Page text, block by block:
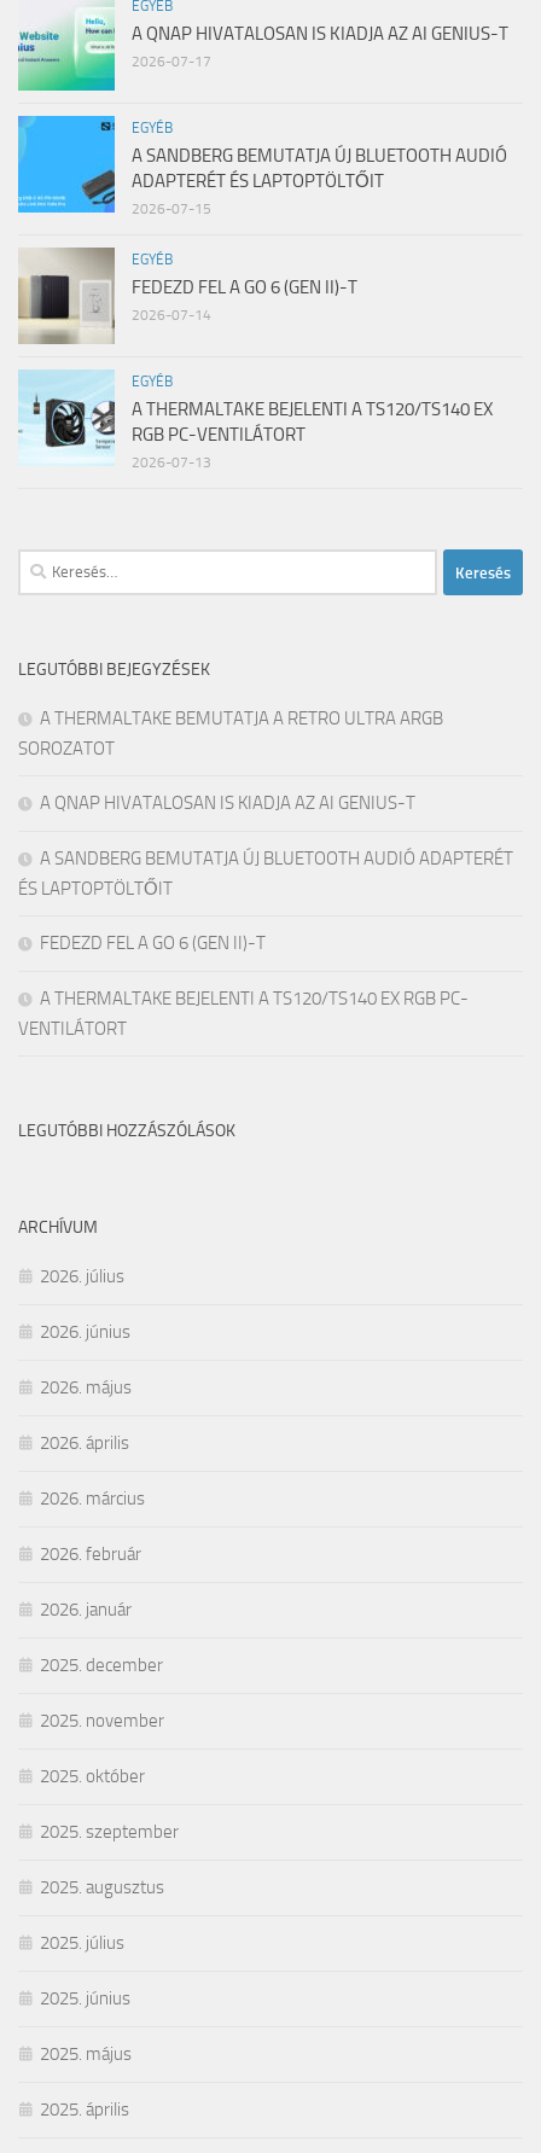
EGYÉB
A QNAP HIVATALOSAN IS KIADJA AZ AI GENIUS-T
2026-07-17
EGYÉB
A SANDBERG BEMUTATJA ÚJ BLUETOOTH AUDIÓ
ADAPTERÉT ÉS LAPTOPTÖLTŐIT
2026-07-15
EGYÉB
FEDEZD FEL A GO 6 (GEN II)-T
2026-07-14
EGYÉB
A THERMALTAKE BEJELENTI A TS120/TS140 EX
RGB PC-VENTILÁTORT
2026-07-13
Keresés:
LEGUTÓBBI BEJEGYZÉSEK
A THERMALTAKE BEMUTATJA A RETRO ULTRA ARGB
SOROZATOT
A QNAP HIVATALOSAN IS KIADJA AZ AI GENIUS-T
A SANDBERG BEMUTATJA ÚJ BLUETOOTH AUDIÓ ADAPTERÉT
ÉS LAPTOPTÖLTŐIT
FEDEZD FEL A GO 6 (GEN II)-T
A THERMALTAKE BEJELENTI A TS120/TS140 EX RGB PC-
VENTILÁTORT
LEGUTÓBBI HOZZÁSZÓLÁSOK
ARCHÍVUM
2026. július
2026. június
2026. május
2026. április
2026. március
2026. február
2026. január
2025. december
2025. november
2025. október
2025. szeptember
2025. augusztus
2025. július
2025. június
2025. május
2025. április